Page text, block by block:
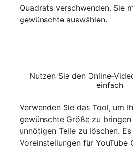
Quadrats verschwenden. Sie
gewünschte auswählen.
Nutzen Sie den Online-
einfach
Verwenden Sie das Tool, um
gewünschte Größe zu
unnötigen Teile zu löschen.
Voreinstellungen für YouTube